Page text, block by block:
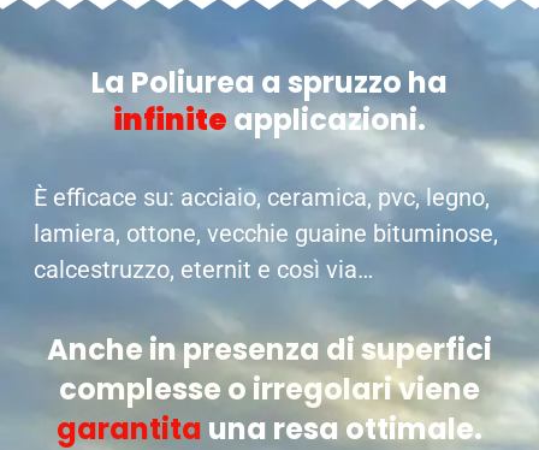
La Poliurea a spruzzo ha
infinite applicazioni.
È efficace su: acciaio, ceramica, pvc, legno,
lamiera, ottone, vecchie guaine bituminose,
calcestruzzo, eternit e così via…
Anche in presenza di superfici
complesse o irregolari viene
garantita una resa ottimale.